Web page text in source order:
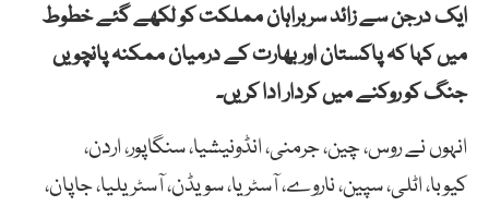
ایک درجن سے زائد سربراہان مملکت کو لکھے گئے خطوط
میں کہا کہ پاکستان اور بھارت کے درمیان ممکنہ پانچویں
جنگ کو روکنے میں کردار ادا کریں۔
انہوں نے روس، چین، جرمنی، انڈونیشیا، سنگاپور، اردن،
کیوبا، اٹلی، سپین، ناروے، آسٹریا، سویڈن، آسٹریلیا، جاپان،